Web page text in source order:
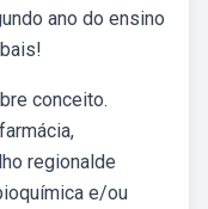
ano do ensino
conceito.
regionalde
e/ou